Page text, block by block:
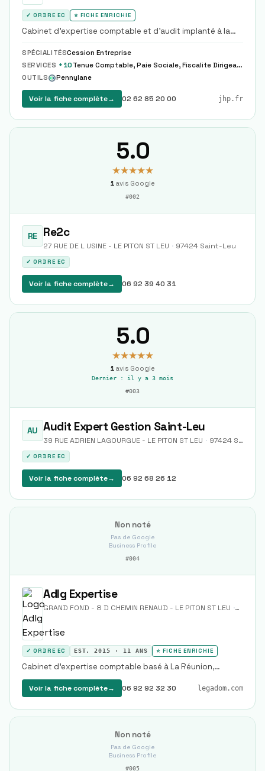
✓ ORDRE EC ⭐ FICHE ENRICHIE
Cabinet d'expertise comptable et d'audit implanté à la
Réunion et à Montpellier, membre du réseau Walter
France.
SPÉCIALITÉSCession Entreprise
SERVICES + 10
Tenue Comptable, Paie Sociale, Fiscalite Dirigeant
OUTILS
Pennylane
Voir la fiche complète→ 02 62 85 20 00 jhp.fr
5.0
★★★★★
1 avis Google
#002
RE Re2c
27 RUE DE L USINE - LE PITON ST LEU · 97424 Saint-Leu
✓ ORDRE EC
Voir la fiche complète→ 06 92 39 40 31
5.0
★★★★★
1 avis Google
Dernier : il y a 3 mois
#003
AU Audit Expert Gestion Saint-Leu
39 RUE ADRIEN LAGOURGUE - LE PITON ST LEU · 97424 Saint-Leu
✓ ORDRE EC
Voir la fiche complète→ 06 92 68 26 12
Non noté
Pas de Google
Business Profile
#004
Adlg Expertise
GRAND FOND - 8 D CHEMIN RENAUD - LE PITON ST LEU · 97424
✓ ORDRE EC EST.2015 · 11 ANS ⭐ FICHE ENRICHIE
Cabinet d'expertise comptable basé à La Réunion,
identifié via des données administratives sans site web
métier propre.
Voir la fiche complète→ 06 92 92 32 30 legadom.com
Non noté
Pas de Google
Business Profile
#005